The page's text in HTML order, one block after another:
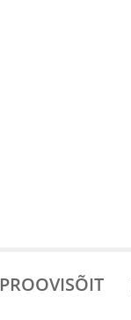
PROOVISÕIT